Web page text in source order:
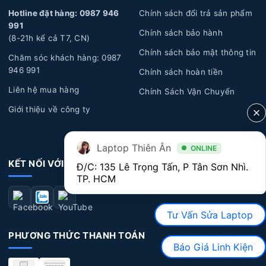
Tuổi thọ Pin:Laptop của bạn đã sử dụng một thời
gian dài, pin sẽ trải qua quá trình hao mòn tự nhiên dẫn
đến năng lượng giảm dần, hoặc pin bị biến dạng làm ảnh
hưởng đến các linh kiện bên trong laptop và phần vỏ của
Lỗi tác động vật lý:
Laptop bị rơi rớt, đổ chất lỏng,
Dấu hiệu nhận biết Pin Laptop Dell bị hư hỏng
Thời lượng Pin: Nếu bạn nhận thấy thời lượn pin
ngắn, sử dụng nhanh hết pin, có khi vừa rút sạc ra là
máy tắt luôn, lúc này bạn nên đi thay pin để không bị
ảnh hưởng đến hiệu suất máy cũng như quá trình sử
dụng máy.
Pin bị biến dạng:
Khi laptop của bạn có dấu hiệu
Hotline đặt hàng: 0987 946
991
(8-21h kể cả T7, CN)
Chăm sóc khách hàng: 0987
946 991
Liên hệ mua hàng
Giới thiệu về công ty
Chính sách đổi trả sản phẩm
Chính sách bảo hành
Chính sách bảo mật thông tin
Chính sách hoàn tiền
Chính Sách Vận Chuyển
KẾT NỐI VỚI CHÚNG TÔI
PHƯƠNG THỨC THANH TOÁN
Laptop Thiên Ân ONLINE
Đ/C: 135 Lê Trọng Tấn, P Tân Sơn Nhì.
TP. HCM
Tư Vấn Sửa Laptop
Báo Giá Linh Kiện